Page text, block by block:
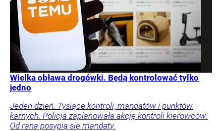
Wielka obława drogówki. Będą kontrolować tylko
jedno
Jeden dzień. Tysiące kontroli, mandatów i punktów
karnych. Policja zaplanowała akcję kontroli kierowców.
Od rana posypią się mandaty.